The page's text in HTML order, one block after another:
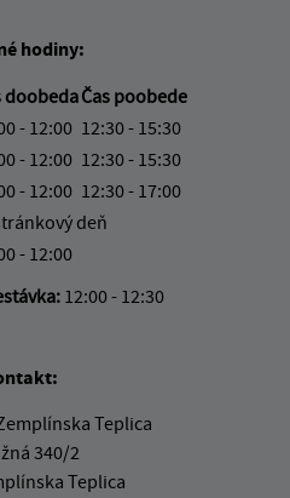
hodiny:
doobedaČas poobede
- 12:00 12:30 - 15:30
- 12:00 12:30 - 15:30
- 12:00 12:30 - 17:00
deň
- 12:00
12:00 - 12:30
Teplica
340/2
Teplica